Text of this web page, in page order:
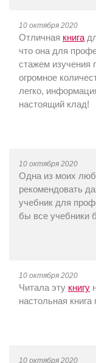
10 октября 2020
Отличная книга
что она для
стажем изучения
огромное
легко,
настоящий клад!
10 октября 2020
Одна из моих
рекомендовать
учебник для
бы все учебники
10 октября 2020
Читала эту книгу
настольная
10 октября 2020